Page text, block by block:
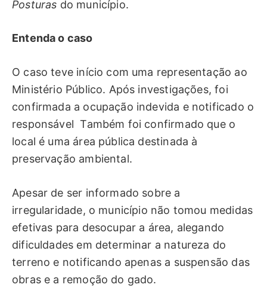
Posturas do município.
Entenda o caso
O caso teve início com uma representação ao
Ministério Público. Após investigações, foi
confirmada a ocupação indevida e notificado o
responsável Também foi confirmado que o
local é uma área pública destinada à
preservação ambiental.
Apesar de ser informado sobre a
irregularidade, o município não tomou medidas
efetivas para desocupar a área, alegando
dificuldades em determinar a natureza do
terreno e notificando apenas a suspensão das
obras e a remoção do gado.